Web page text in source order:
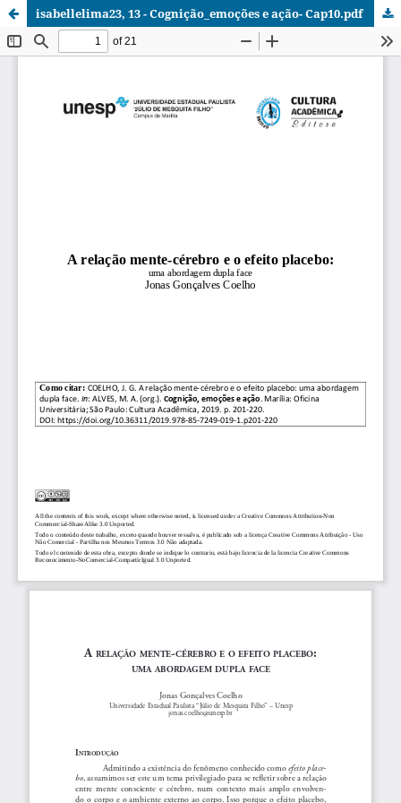
isabellelima23, 13 - Cognição_emoções e ação- Cap10.pdf